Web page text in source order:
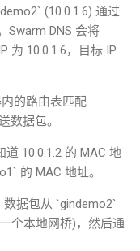
(10.0.1.6) 通过
Swarm DNS 会将
为 10.0.1.6，目标 IP
的路由表匹配
数据包。
道 10.0.1.2 的 MAC 地
的 MAC 地址。
数据包从 `gindemo2`
一个本地网桥)，然后通